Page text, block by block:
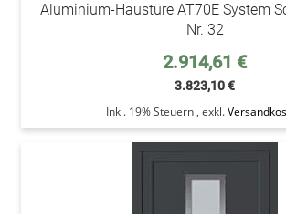
Aluminium-Haustüre AT70E System
Nr. 32
Sonderpreis
2.914,61 €
3.823,10 €
Inkl. 19% Steuern , exkl.